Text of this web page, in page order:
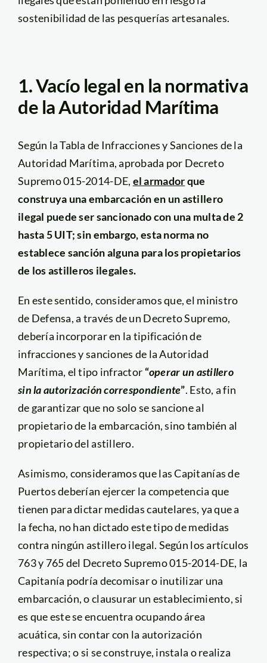
sostenibilidad de las pesquerías artesanales.
1. Vacío legal en la normativa
de la Autoridad Marítima
Según la Tabla de Infracciones y Sanciones de la
Autoridad Marítima, aprobada por Decreto
Supremo 015-2014-DE, el armadorque
construya una embarcación en un astillero
ilegal puede ser sancionado con una multa de 2
hasta 5 UIT; sin embargo, esta norma no
establece sanción alguna para los propietarios
de los astilleros ilegales.
En este sentido, consideramos que, el ministro
de Defensa, a través de un Decreto Supremo,
debería incorporar en la tipificación de
infracciones y sanciones de la Autoridad
Marítima, el tipo infractor “operar un astillero
sin la autorización correspondiente”. Esto, a fin
de garantizar que no solo se sancione al
propietario de la embarcación, sino también al
propietario del astillero.
Asimismo, consideramos que las Capitanías de
Puertos deberían ejercer la competencia que
tienen para dictar medidas cautelares, ya que a
la fecha, no han dictado este tipo de medidas
contra ningún astillero ilegal. Según los artículos
763 y 765 del Decreto Supremo 015-2014-DE, la
Capitanía podría decomisar o inutilizar una
embarcación, o clausurar un establecimiento, si
es que este se encuentra ocupando área
acuática, sin contar con la autorización
respectiva; o si se construye, instala o realiza